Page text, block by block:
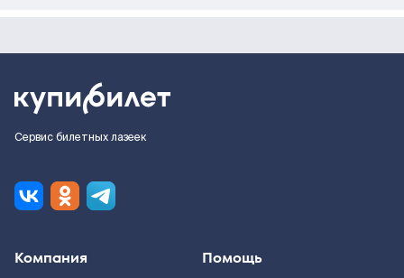
Сервис билетных лазеек
Компания Помощь